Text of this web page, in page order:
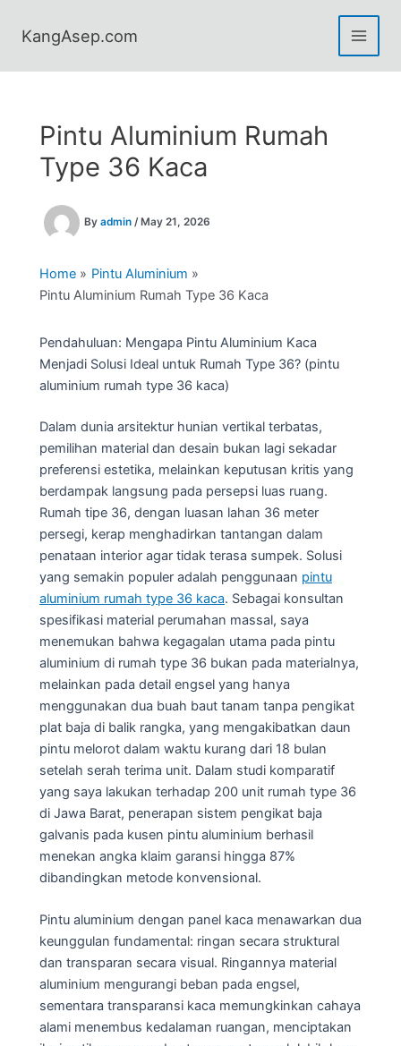
KangAsep.com
Pintu Aluminium Rumah
Type 36 Kaca
By admin / May 21, 2026
Home
Pintu Aluminium
Pintu Aluminium Rumah Type 36 Kaca
Pendahuluan: Mengapa Pintu Aluminium Kaca
Menjadi Solusi Ideal untuk Rumah Type 36? (pintu
aluminium rumah type 36 kaca)
Dalam dunia arsitektur hunian vertikal terbatas,
pemilihan material dan desain bukan lagi sekadar
preferensi estetika, melainkan keputusan kritis yang
berdampak langsung pada persepsi luas ruang.
Rumah tipe 36, dengan luasan lahan 36 meter
persegi, kerap menghadirkan tantangan dalam
penataan interior agar tidak terasa sumpek. Solusi
yang semakin populer adalah penggunaan pintu
aluminium rumah type 36 kaca. Sebagai konsultan
spesifikasi material perumahan massal, saya
menemukan bahwa kegagalan utama pada pintu
aluminium di rumah type 36 bukan pada materialnya,
melainkan pada detail engsel yang hanya
menggunakan dua buah baut tanam tanpa pengikat
plat baja di balik rangka, yang mengakibatkan daun
pintu melorot dalam waktu kurang dari 18 bulan
setelah serah terima unit. Dalam studi komparatif
yang saya lakukan terhadap 200 unit rumah type 36
di Jawa Barat, penerapan sistem pengikat baja
galvanis pada kusen pintu aluminium berhasil
menekan angka klaim garansi hingga 87%
dibandingkan metode konvensional.
Pintu aluminium dengan panel kaca menawarkan dua
keunggulan fundamental: ringan secara struktural
dan transparan secara visual. Ringannya material
aluminium mengurangi beban pada engsel,
sementara transparansi kaca memungkinkan cahaya
alami menembus kedalaman ruangan, menciptakan